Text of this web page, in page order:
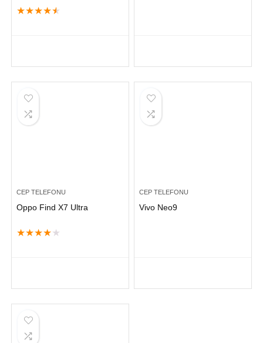
★★★★★
CEP TELEFONU
Oppo Find X7 Ultra
★★★★ ★
CEP TELEFONU
Vivo Neo9